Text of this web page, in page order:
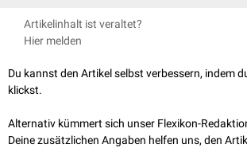
dorsal-Os hyoideum
medial-Musculus digastricus
submentale,posterosuperiormit demSpatium
mit dem
Im Spatium submandibulare können sich, meist
submandibuläre Abszesse
Artikelinhalt ist veraltet?
Hier melden
Du kannst den Artikel selbst verbessern, indem
klickst.
Alternativ kümmert sich unser Flexikon-
Deine zusätzlichen Angaben helfen uns, den